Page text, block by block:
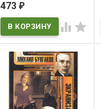
473₽
 